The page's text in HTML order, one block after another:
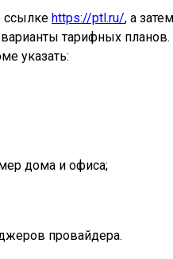
ссылке https://ptl.ru/, а
тарифных планов.
указать:
дома и офиса;
провайдера.